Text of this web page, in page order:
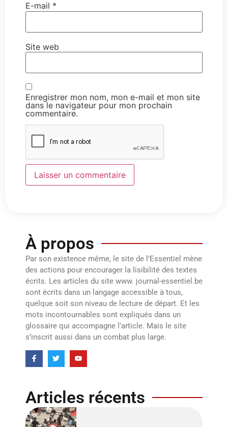
E-mail *
Site web
Enregistrer mon nom, mon e-mail et mon site
dans le navigateur pour mon prochain
commentaire.
À propos
Par son existence même, le site de l’Essentiel mène
des actions pour encourager la lisibilité des textes
écrits. Les articles du site www. journal-essentiel.be
sont écrits dans un langage accessible à tous,
quelque soit son niveau de lecture de départ. Et les
mots incontournables sont expliqués dans un
glossaire qui accompagne l’article. Mais le site
s’inscrit aussi dans un combat plus large.
Articles récents